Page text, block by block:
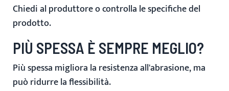
Chiedi al produttore o controlla le specifiche del
prodotto.
PIÙ SPESSA È SEMPRE MEGLIO?
Più spessa migliora la resistenza all'abrasione, ma
può ridurre la flessibilità.